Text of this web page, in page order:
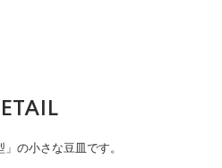
の小さな豆皿です。